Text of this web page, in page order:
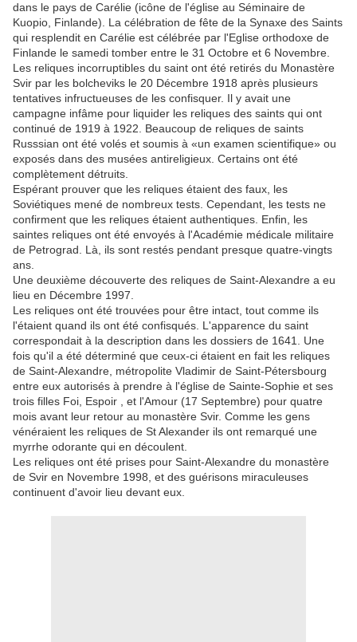
dans le pays de Carélie (icône de l'église au Séminaire de
Kuopio, Finlande). La célébration de fête de la Synaxe des Saints
qui resplendit en Carélie est célébrée par l'Eglise orthodoxe de
Finlande le samedi tomber entre le 31 Octobre et 6 Novembre.
Les reliques incorruptibles du saint ont été retirés du Monastère
Svir par les bolcheviks le 20 Décembre 1918 après plusieurs
tentatives infructueuses de les confisquer. Il y avait une
campagne infâme pour liquider les reliques des saints qui ont
continué de 1919 à 1922. Beaucoup de reliques de saints
Russsian ont été volés et soumis à «un examen scientifique» ou
exposés dans des musées antireligieux. Certains ont été
complètement détruits.
Espérant prouver que les reliques étaient des faux, les
Soviétiques mené de nombreux tests. Cependant, les tests ne
confirment que les reliques étaient authentiques. Enfin, les
saintes reliques ont été envoyés à l'Académie médicale militaire
de Petrograd. Là, ils sont restés pendant presque quatre-vingts
ans.
Une deuxième découverte des reliques de Saint-Alexandre a eu
lieu en Décembre 1997.
Les reliques ont été trouvées pour être intact, tout comme ils
l'étaient quand ils ont été confisqués. L'apparence du saint
correspondait à la description dans les dossiers de 1641. Une
fois qu'il a été déterminé que ceux-ci étaient en fait les reliques
de Saint-Alexandre, métropolite Vladimir de Saint-Pétersbourg
entre eux autorisés à prendre à l'église de Sainte-Sophie et ses
trois filles Foi, Espoir , et l'Amour (17 Septembre) pour quatre
mois avant leur retour au monastère Svir. Comme les gens
vénéraient les reliques de St Alexander ils ont remarqué une
myrrhe odorante qui en découlent.
Les reliques ont été prises pour Saint-Alexandre du monastère
de Svir en Novembre 1998, et des guérisons miraculeuses
continuent d'avoir lieu devant eux.